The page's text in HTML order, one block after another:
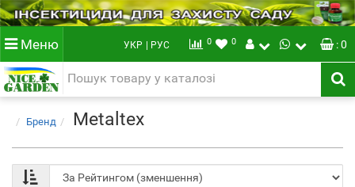
Меню УКР | РУС 0 0 : 0
Бренд Metaltex